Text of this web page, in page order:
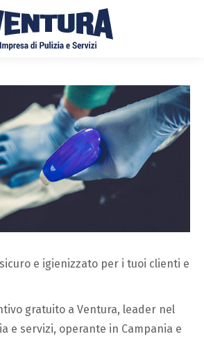
e igienizzato per i tuoi clienti e
gratuito a Ventura, leader nel
e servizi, operante in Campania e